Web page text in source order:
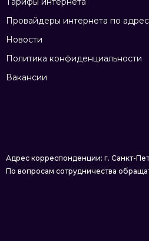
Провайдеры интернета по
Новости
Политика конфиденциальности
Вакансии
Адрес корреспонденции: г. Санкт-
По вопросам сотрудничества